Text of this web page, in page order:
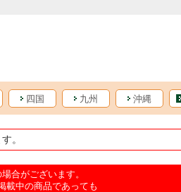
(บริการ)
四国 九州 沖縄
。
合がございます。
載中の商品であっても